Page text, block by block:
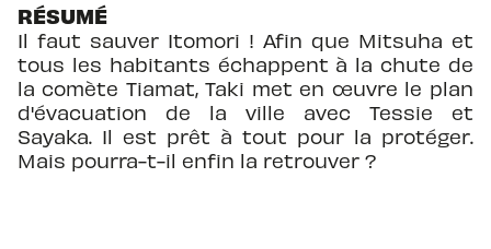
RÉSUMÉ
Il faut sauver Itomori ! Afin que Mitsuha et
tous les habitants échappent à la chute de
la comète Tiamat, Taki met en œuvre le plan
d'évacuation de la ville avec Tessie et
Sayaka. Il est prêt à tout pour la protéger.
Mais pourra-t-il enfin la retrouver ?